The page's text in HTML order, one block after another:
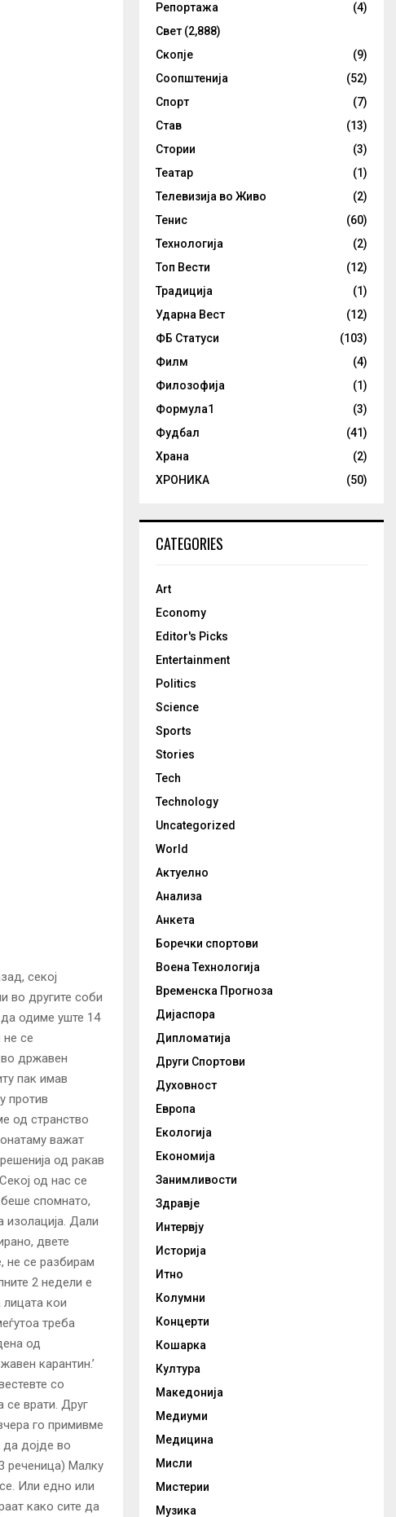
секој
во другите соби
да одиме уште 14
се
државен
пак имав
против
од странство
важат
од ракав
од нас се
спомнато,
Дали
двете
не се разбирам
2 недели е
кои
треба
од
карантин.’
со
се врати. Друг
го примивме
да дојде во
реченица) Малку
Или едно или
како сите да
Репортажа
(4)
Свет (2,888)
Скопје
(9)
Соопштенија
(52)
Спорт
(7)
Став
(13)
Стории
(3)
Театар
(1)
Телевизија во Живо
(2)
Тенис
(60)
Технологија
(2)
Топ Вести
(12)
Традиција
(1)
Ударна Вест
(12)
ФБ Статуси
(103)
Филм
(4)
Филозофија
(1)
Формула1
(3)
Фудбал
(41)
Храна
(2)
ХРОНИКА
(50)
CATEGORIES
Art
Economy
Editor's Picks
Entertainment
Politics
Science
Sports
Stories
Tech
Technology
Uncategorized
World
Актуелно
Анализа
Анкета
Боречки спортови
Воена Технологија
Временска Прогноза
Дијаспора
Дипломатија
Други Спортови
Духовност
Европа
Екологија
Економија
Занимливости
Здравје
Интервју
Историја
Итно
Колумни
Концерти
Кошарка
Култура
Македонија
Медиуми
Медицина
Мисли
Мистерии
Музика